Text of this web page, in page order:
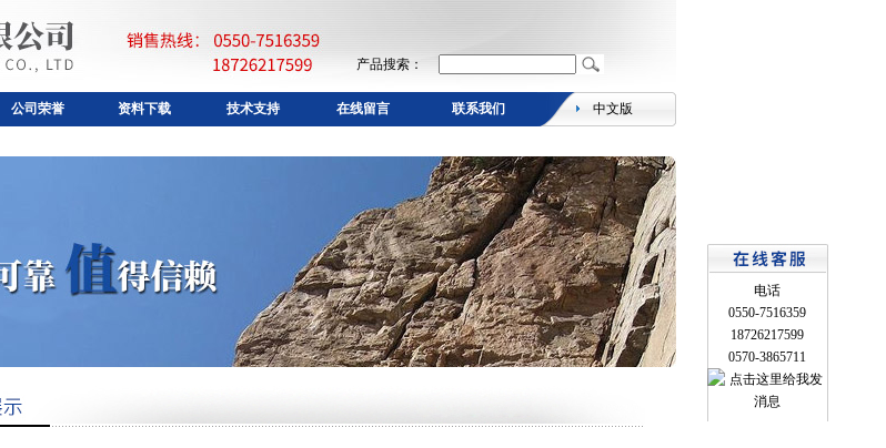
产品搜索：
公司荣誉 资料下载 技术支持 在线留言 联系我们 中文版
电话
0550-7516359
18726217599
0570-3865711